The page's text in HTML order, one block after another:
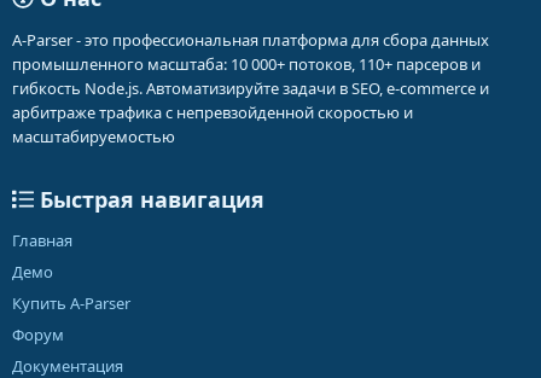
A-Parser - это профессиональная платформа для сбора данных
промышленного масштаба: 10 000+ потоков, 110+ парсеров и
гибкость Node.js. Автоматизируйте задачи в SEO, e-commerce и
арбитраже трафика с непревзойденной скоростью и
масштабируемостью
Быстрая навигация
Главная
Демо
Купить A-Parser
Форум
Документация